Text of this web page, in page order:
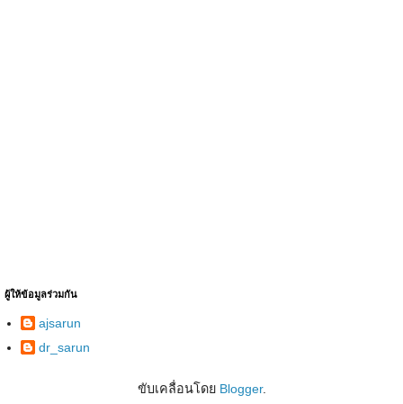
ผู้ให้ข้อมูลร่วมกัน
ajsarun
dr_sarun
ขับเคลื่อนโดย Blogger.